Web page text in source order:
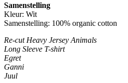
Samenstelling
Kleur: Wit
Samenstelling: 100% organic cotton
Re-cut Heavy Jersey Animals
Long Sleeve T-shirt
Egret
Ganni
Juul